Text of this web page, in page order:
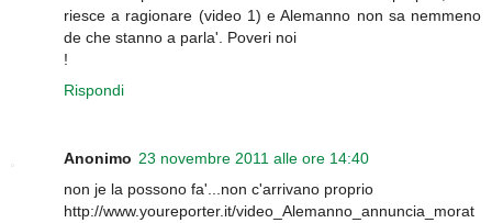
riesce a ragionare (video 1) e Alemanno non sa nemmeno
de che stanno a parla'. Poveri noi
!
Rispondi
Anonimo 23 novembre 2011 alle ore 14:40
non je la possono fa'...non c'arrivano proprio
http://www.youreporter.it/video_Alemanno_annuncia_morat